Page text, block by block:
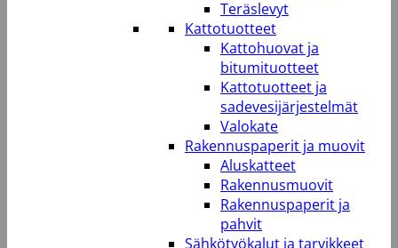
Teräslevyt
Kattotuotteet
Kattohuovat ja
bitumituotteet
Kattotuotteet ja
sadevesijärjestelmät
Valokate
Rakennuspaperit ja muovit
Aluskatteet
Rakennusmuovit
Rakennuspaperit ja
pahvit
Sähkötyökalut ja tarvikkeet